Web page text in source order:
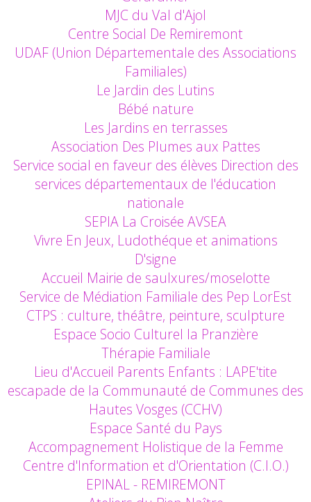
MJC du Val d'Ajol
Centre Social De Remiremont
UDAF (Union Départementale des Associations
Familiales)
Le Jardin des Lutins
Bébé nature
Les Jardins en terrasses
Association Des Plumes aux Pattes
Service social en faveur des élèves Direction des
services départementaux de l'éducation
nationale
SEPIA La Croisée AVSEA
Vivre En Jeux, Ludothéque et animations
D'signe
Accueil Mairie de saulxures/moselotte
Service de Médiation Familiale des Pep LorEst
CTPS : culture, théâtre, peinture, sculpture
Espace Socio Culturel la Pranzière
Thérapie Familiale
Lieu d'Accueil Parents Enfants : LAPE'tite
escapade de la Communauté de Communes des
Hautes Vosges (CCHV)
Espace Santé du Pays
Accompagnement Holistique de la Femme
Centre d'Information et d'Orientation (C.I.O.)
EPINAL - REMIREMONT